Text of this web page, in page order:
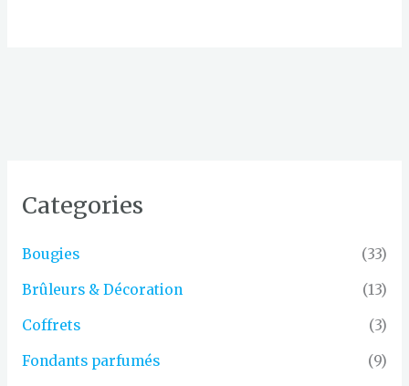
Categories
Bougies (33)
Brûleurs & Décoration (13)
Coffrets (3)
Fondants parfumés (9)